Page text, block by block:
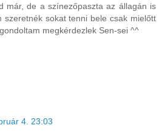
már, de a színezőpaszta az állagán is
szeretnék sokat tenni bele csak mielőtt
megkérdezlek Sen-sei ^^
4. 23:03